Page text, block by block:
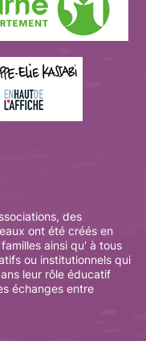
des
ont été créés en
ainsi qu' à tous
ou institutionnels qui
leur rôle éducatif
échanges entre